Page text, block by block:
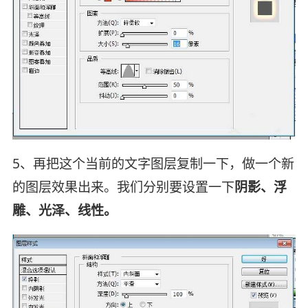
5、再把这个当前的文字图层复制一下，做一个新
的图层效果出来。我们分别要设置一下阴影、浮
雕、光泽、线性。